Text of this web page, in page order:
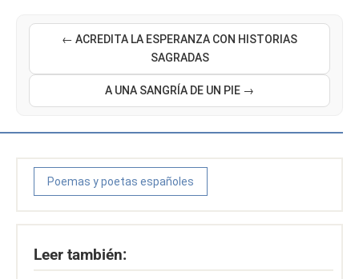
← ACREDITA LA ESPERANZA CON HISTORIAS
SAGRADAS
A UNA SANGRÍA DE UN PIE →
Poemas y poetas españoles
Leer también: